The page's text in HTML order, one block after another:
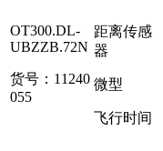
OT300.DL-
UBZZB.72N
货号：11240
055
距离传感
器
微型
飞行时间